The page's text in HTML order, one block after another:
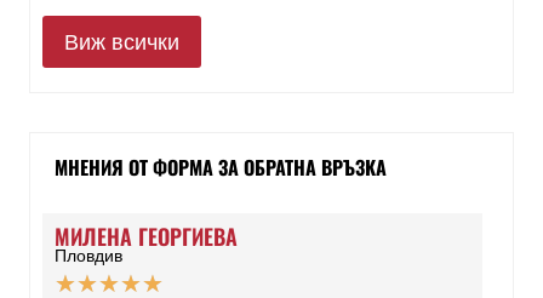
Виж всички
МНЕНИЯ ОТ ФОРМА ЗА ОБРАТНА ВРЪЗКА
МИЛЕНА ГЕОРГИЕВА
Пловдив
★★★★★